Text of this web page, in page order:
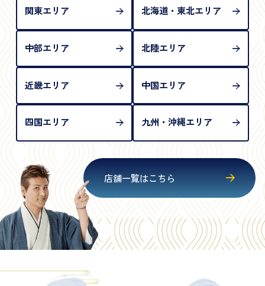
関東エリア 北海道・東北エリア
中部エリア 北陸エリア
近畿エリア 中国エリア
四国エリア 九州・沖縄エリア
店舗一覧はこちら